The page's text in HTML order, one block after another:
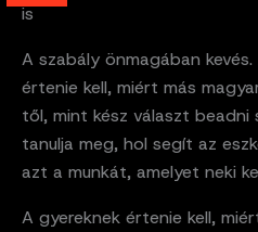
is
A szabály önmagában
értenie kell, miért más
től, mint kész választ beadni
tanulja meg, hol segít az
azt a munkát, amelyet neki
A gyereknek értenie kell,